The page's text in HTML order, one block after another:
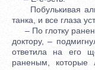
Побулькивая
танка, и все глаза
– По глотку
доктору, –
ответила на его
раненым, которые